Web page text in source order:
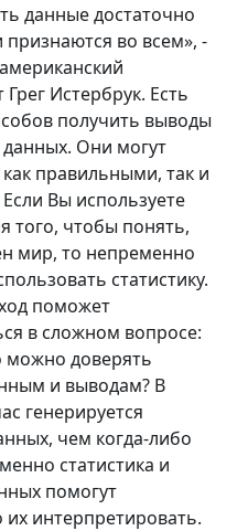
данные достаточно
признаются во всем», -
Истербрук. Есть
получить выводы
Они могут
как правильными, так и
Вы используете
того, чтобы понять,
мир, то непременно
статистику.
поможет
в сложном вопросе:
можно доверять
и выводам? В
генерируется
чем когда-либо
статистика и
помогут
их интерпретировать.